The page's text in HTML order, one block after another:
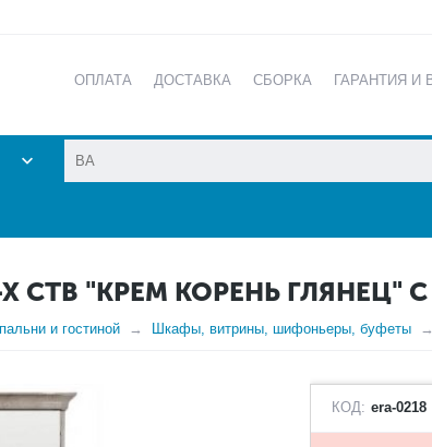
ОПЛАТА ДОСТАВКА СБОРКА ГАРАНТИЯ И
СТВ "КРЕМ КОРЕНЬ ГЛЯНЕЦ"
и гостиной Шкафы, витрины, шифоньеры, буфеты
КОД: era-0218